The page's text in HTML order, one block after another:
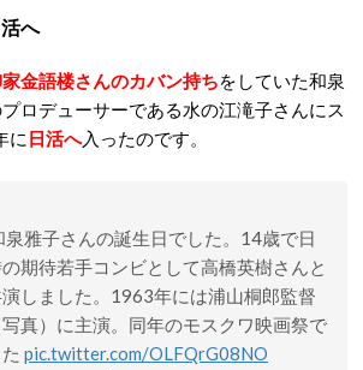
活へ
金語楼さんのカバン持ちをしていた和泉
ロデューサーである水の江滝子さんにス
に 日活へ入ったのです。
雅子さんの誕生日でした。14歳で日
期待若手コンビとして高橋英樹さんと
しました。1963年には浦山桐郎監督
真）に主演。同年のモスクワ映画祭で
pic.twitter.com/OLFQrG08NO